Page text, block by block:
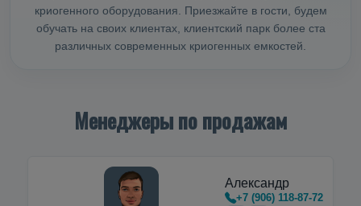
криогенного оборудования. Приезжайте в гости, будем
обучать на своих клиентах, клиентский парк более ста
различных современных криогенных емкостей.
Менеджеры по продажам
Александр
+7 (906) 118-87-72